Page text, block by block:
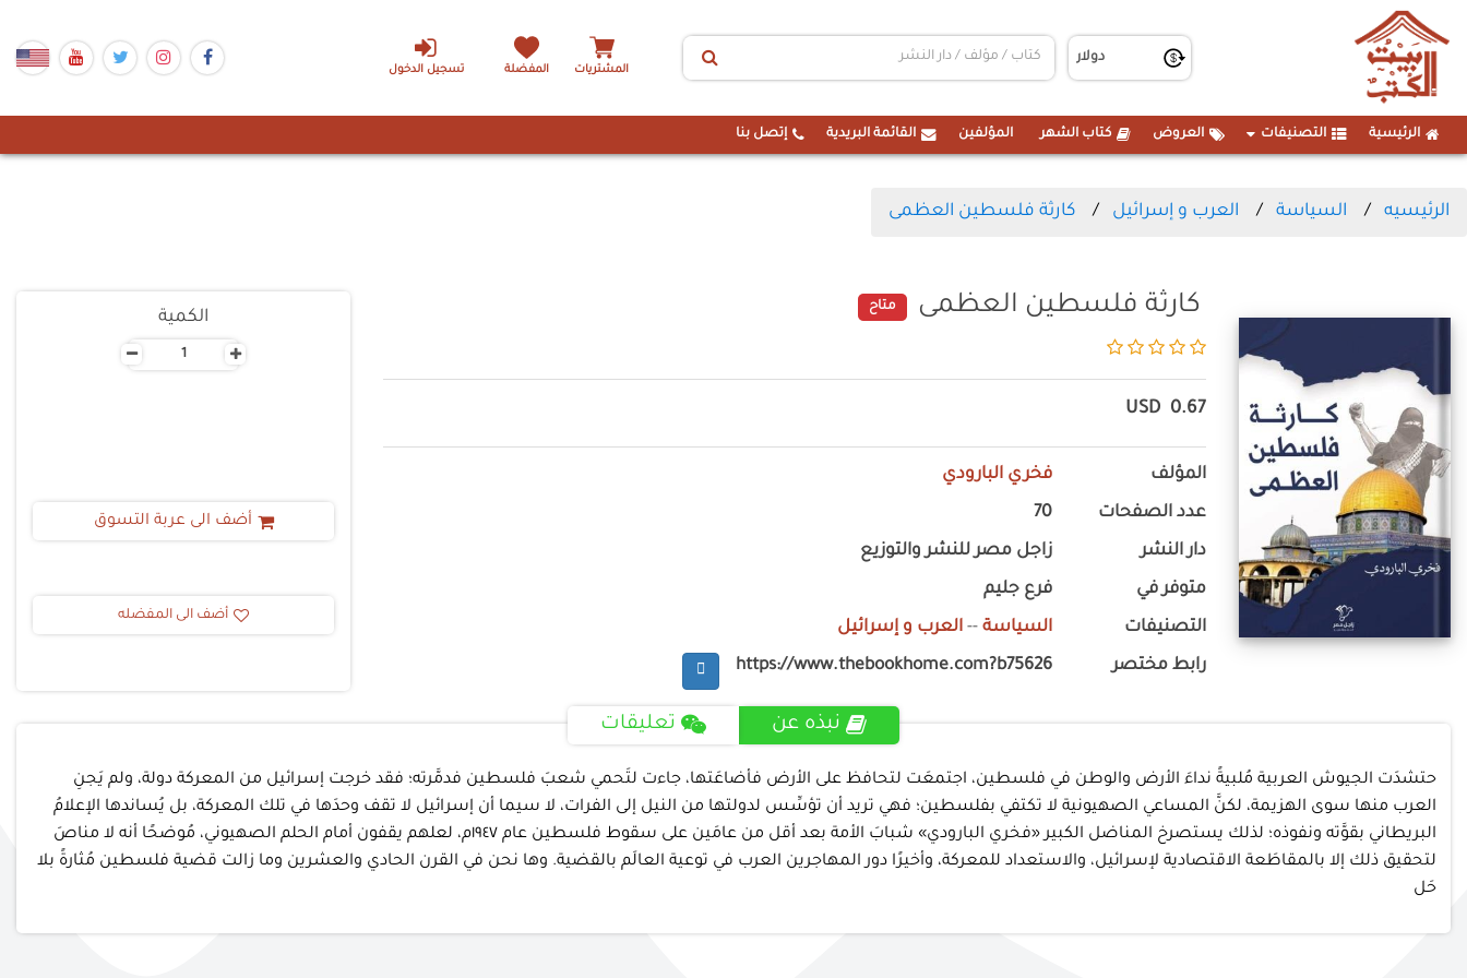
تسجيل الدخول المشتريات المفضلة
الرئيسية التصنيفات العروض كتاب الشهر المؤلفين القائمة البريدية إتصل بنا
الرئيسيه السياسة العرب و إسرائيل كارثة فلسطين العظمى
كارثة فلسطين العظمى متاح
0.67
USD
المؤلف فخري البارودي
عدد الصفحات 70
دار النشر زاجل مصر للنشر والتوزيع
متوفر في فرع جليم
التصنيفات السياسة -- العرب و إسرائيل
رابط مختصر https://www.thebookhome.com?b75626
الكمية
- +
أضف الى عربة التسوق
أضف الى المفضله
نبذه عن تعليقات
حتشدَت الجيوش العربية مُلبيةً نداءَ الأرض والوطن في فلسطين، اجتمعَت لتحافظ على الأرض فأضاعَتها، جاءت لتَحمي شعبَ فلسطين فدمَّرته؛ فقد خرجت إسرائيل من المعركة دولة، ولم يَجنِ
العرب منها سوى الهزيمة، لكنَّ المساعي الصهيونية لا تكتفي بفلسطين؛ فهي تريد أن تؤسِّس لدولتها من النيل إلى الفرات، لا سيما أن إسرائيل لا تقف وحدَها في تلك المعركة، بل يُساندها الإعلامُ
البريطاني بقوَّته ونفوذه؛ لذلك يستصرخ المناضل الكبير «فخري البارودي» شبابَ الأمة بعد أقل من عامَين على سقوط فلسطين عام ١٩٤٧م، لعلهم يقفون أمام الحلم الصهيوني، مُوضحًا أنه لا مناصَ
لتحقيق ذلك إلا بالمقاطَعة الاقتصادية لإسرائيل، والاستعداد للمعركة، وأخيرًا دور المهاجرين العرب في توعية العالَم بالقضية. وها نحن في القرن الحادي والعشرين وما زالت قضية فلسطين مُثارةً بلا
حَل